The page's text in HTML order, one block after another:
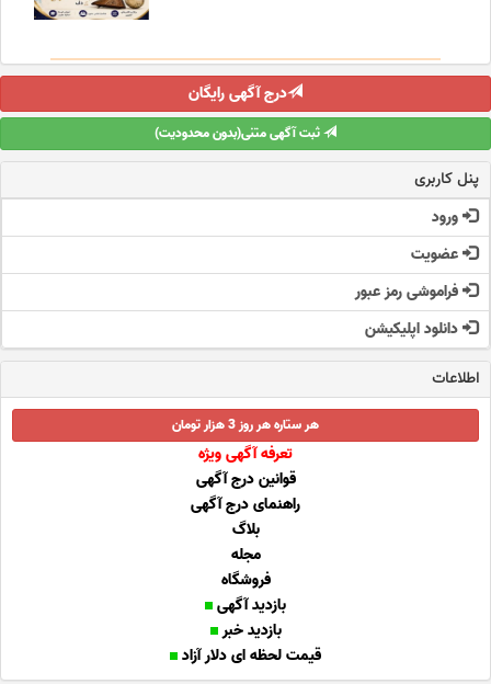
درج آگهی رایگان
ثبت آگهی متنی(بدون محدودیت)
پنل کاربری
ورود
عضویت
فراموشی رمز عبور
دانلود اپلیکیشن
اطلاعات
هر ستاره هر روز 3 هزار تومان
تعرفه آگهی ویژه
قوانین درج آگهی
راهنمای درج آگهی
بلاگ
مجله
فروشگاه
بازدید آگهی
بازدید خبر
قیمت لحظه ای دلار آزاد